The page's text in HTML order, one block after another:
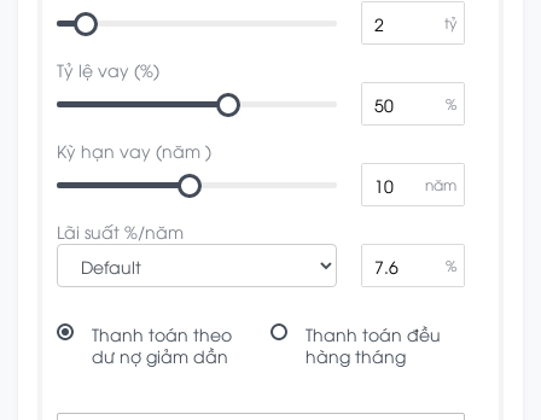
tỷ
Tỷ lệ vay (%)
%
Kỳ hạn vay (năm )
năm
Lãi suất %/năm
%
Thanh toán theo
dư nợ giảm dần
Thanh toán đều
hàng tháng